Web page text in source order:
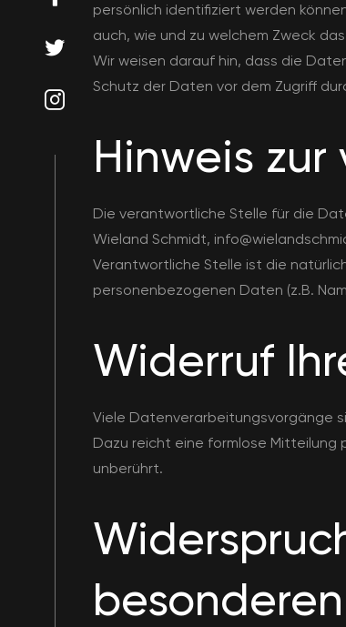
persönlich identifiziert werden
auch, wie und zu welchem Zweck
Wir weisen darauf hin, dass die
Schutz der Daten vor dem Zugriff
Hinweis
Die verantwortliche Stelle für die
Wieland Schmidt,
Verantwortliche Stelle ist die
personenbezogenen Daten (z.B.
Widerruf
Viele Datenverarbeitungsvorgänge
Dazu reicht eine formlose Mitteilung
unberührt.